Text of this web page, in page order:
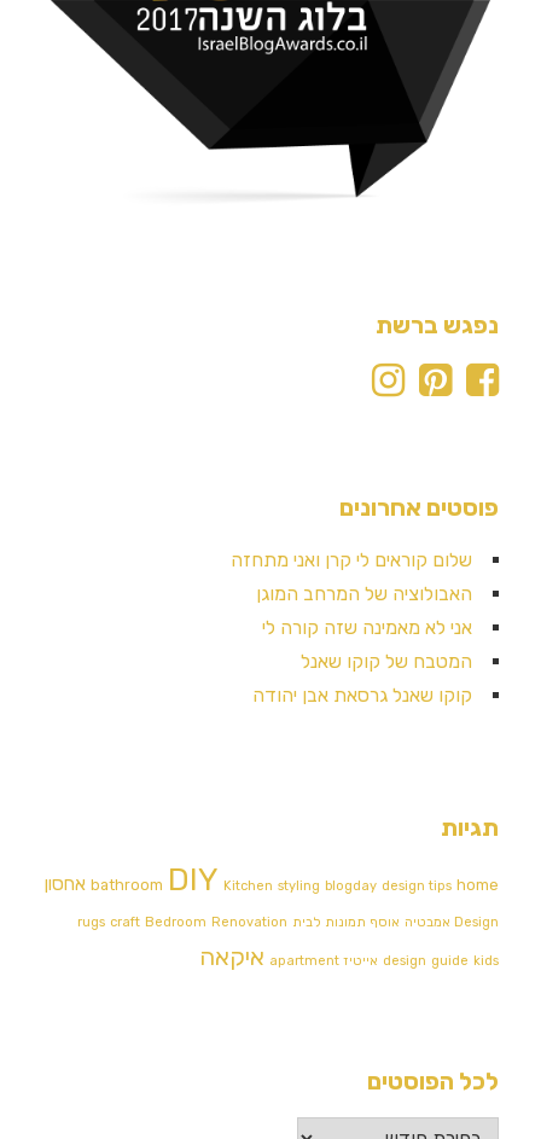
נפגש ברשת
פוסטים אחרונים
שלום קוראים לי קרן ואני מתחזה
האבולוציה של המרחב המוגן
אני לא מאמינה שזה קורה לי
המטבח של קוקו שאנל
קוקו שאנל גרסאת אבן יהודה
תגיות
bathroom DIY Kitchen styling blogday design tips home אחסון
Design אמבטיה אוסף תמונות לבית rugs craft Bedroom Renovation
design guide kids אייטיז apartment איקאה
לכל הפוסטים
לכל